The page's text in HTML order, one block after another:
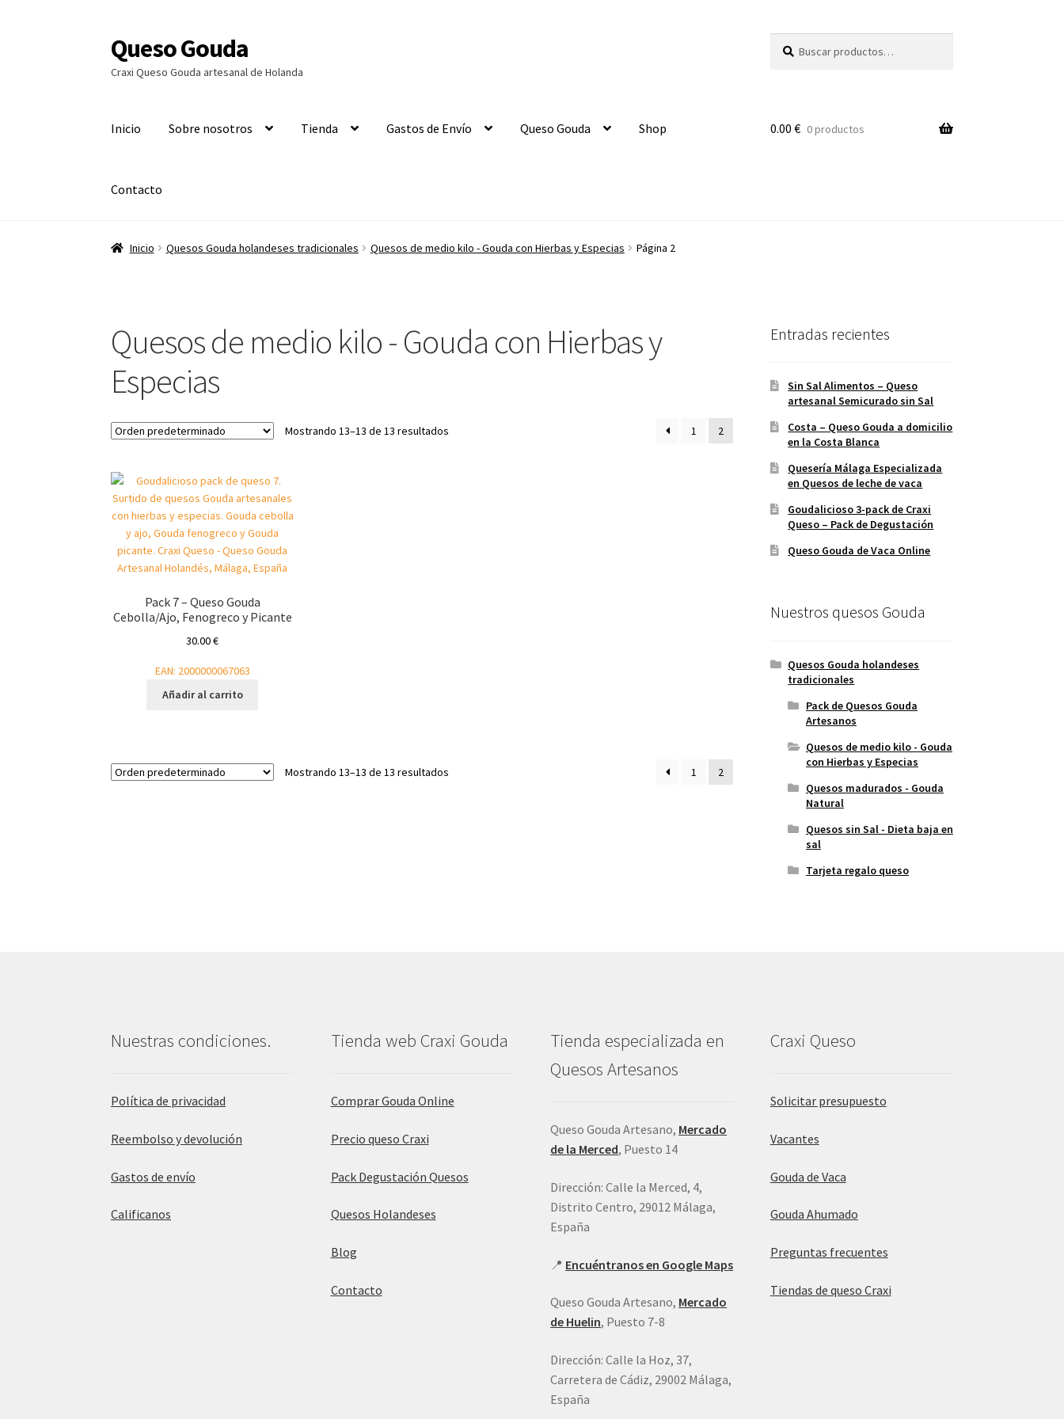
Ir
a
la
Ir
al
contenido
Queso Gouda
Craxi Queso Gouda artesanal de Holanda
por:
Inicio Sobre nosotros Tienda Gastos de Envío Queso Gouda Shop
Contacto
0.00 € 0 productos
Inicio Quesos Gouda holandeses tradicionales Quesos de medio kilo - Gouda con Hierbas y Especias Página 2
Quesos de medio kilo - Gouda con Hierbas y
Especias
Mostrando 13–13 de 13 resultados 1 2
Pack 7 – Queso Gouda
Cebolla/Ajo, Fenogreco y Picante
30.00€
EAN: 2000000067063
Añadir al carrito
Mostrando 13–13 de 13 resultados 1 2
Entradas recientes
Sin Sal Alimentos – Queso
artesanal Semicurado sin Sal
Costa – Queso Gouda a domicilio
en la Costa Blanca
Quesería Málaga Especializada
en Quesos de leche de vaca
Goudalicioso 3-pack de Craxi
Queso – Pack de Degustación
Queso Gouda de Vaca Online
Nuestros quesos Gouda
Quesos Gouda holandeses
tradicionales
Pack de Quesos Gouda
Artesanos
Quesos de medio kilo - Gouda
con Hierbas y Especias
Quesos madurados - Gouda
Natural
Quesos sin Sal - Dieta baja en
sal
Tarjeta regalo queso
Nuestras condiciones.
Política de privacidad
Reembolso y devolución
Gastos de envío
Calificanos
Tienda web Craxi Gouda
Comprar Gouda Online
Precio queso Craxi
Pack Degustación Quesos
Quesos Holandeses
Blog
Contacto
Tienda especializada en
Quesos Artesanos
Queso Gouda Artesano, Mercado
de la Merced, Puesto 14
Dirección: Calle la Merced, 4,
Distrito Centro, 29012 Málaga,
España
📍 Encuéntranos en Google Maps
Queso Gouda Artesano, Mercado
de Huelin, Puesto 7-8
Dirección: Calle la Hoz, 37,
Carretera de Cádiz, 29002 Málaga,
España
Craxi Queso
Solicitar presupuesto
Vacantes
Gouda de Vaca
Gouda Ahumado
Preguntas frecuentes
Tiendas de queso Craxi